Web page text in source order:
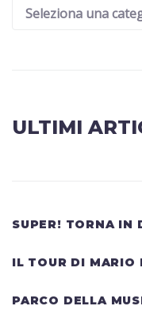
ULTIMI
SUPER! TORNA IN
IL TOUR DI MARIO
PARCO DELLA